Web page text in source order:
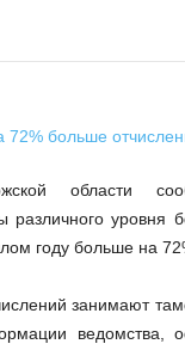
области
различного уровня
году больше на
занимают
ведомства,